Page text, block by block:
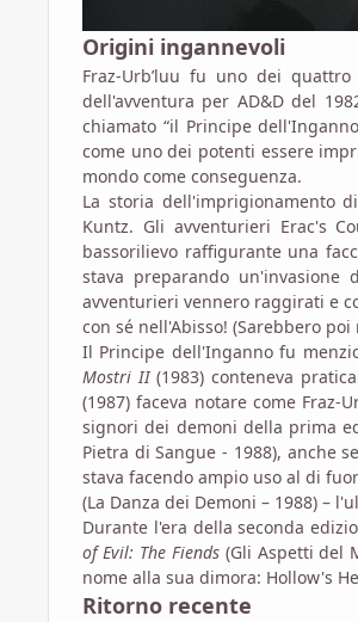
Origini ingannevoli
Fraz-Urb’luu fu uno dei
dell'avventura per AD&D del
chiamato “il Principe
come uno dei potenti essere
mondo come conseguenza.
La storia dell'imprigionamento
Kuntz. Gli avventurieri Erac's
bassorilievo raffigurante una
stava preparando
avventurieri vennero raggirati e
con sé nell'Abisso! (Sarebbero
Il Principe dell'Inganno fu
Mostri II(1983) conteneva
(1987) faceva notare come
signori dei demoni della prima
Pietra di Sangue - 1988), anche
stava facendo ampio uso al di
(La Danza dei Demoni – 1988) –
Durante l'era della seconda
of Evil: The Fiends(Gli Aspetti del
nome alla sua dimora: Hollow's
Ritorno recente